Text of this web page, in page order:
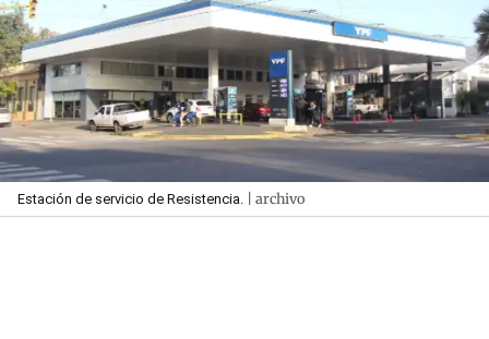
Estación de servicio de Resistencia. | archivo